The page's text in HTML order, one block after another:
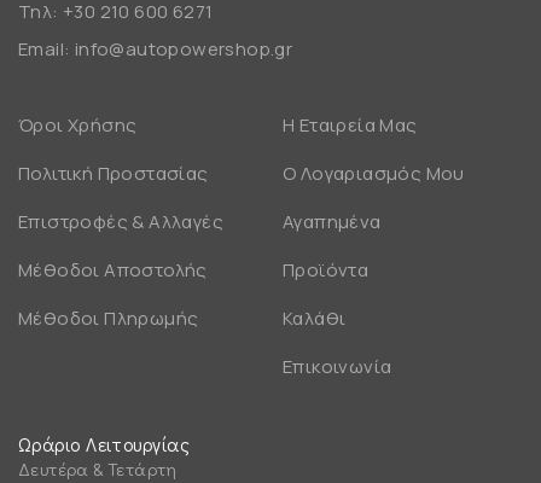
Τηλ: +30 210 600 6271
Email: info@autopowershop.gr
Όροι Χρήσης
Πολιτική Προστασίας
Επιστροφές & Αλλαγές
Μέθοδοι Αποστολής
Μέθοδοι Πληρωμής
Η Εταιρεία Μας
Ο Λογαριασμός Μου
Αγαπημένα
Προϊόντα
Καλάθι
Επικοινωνία
Ωράριο Λειτουργίας
Δευτέρα & Τετάρτη